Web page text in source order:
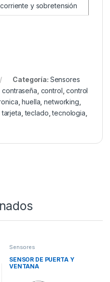
y sobretensión
Categoría: Sensores
,contraseña control ,control
,huella ,networking
,tarjeta ,teclado ,tecnologia
Sensores
SENSOR DE PUERTA Y
VENTANA